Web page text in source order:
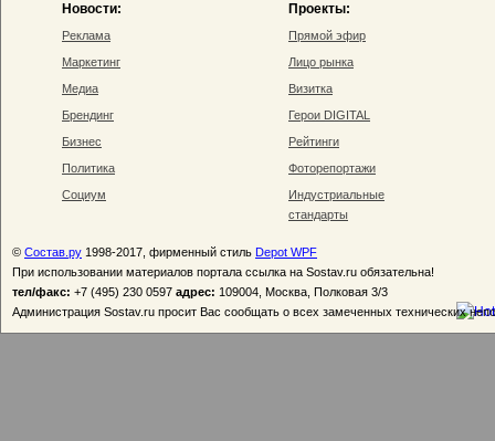
Новости:
Реклама
Маркетинг
Медиа
Брендинг
Бизнес
Политика
Социум
Проекты:
Прямой эфир
Лицо рынка
Визитка
Герои DIGITAL
Рейтинги
Фоторепортажи
Индустриальные
стандарты
© Состав.ру 1998-2017, фирменный стиль Depot WPF
При использовании материалов портала ссылка на Sostav.ru обязательна!
тел/факс: +7 (495) 230 0597 адрес: 109004, Москва, Полковая 3/3
Администрация Sostav.ru просит Вас сообщать о всех замеченных технических